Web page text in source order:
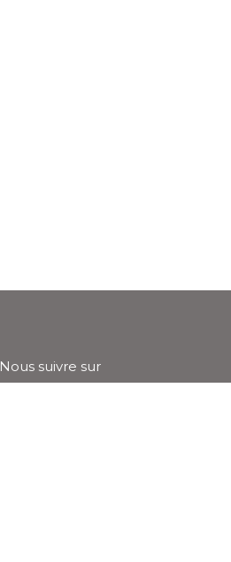
Nous suivre sur